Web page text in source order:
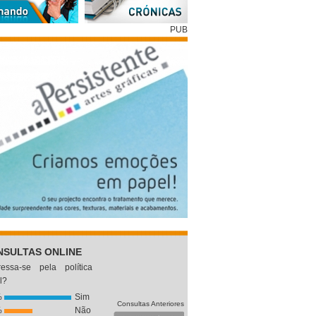
PUB
ONLINE
se pela política
Sim
Não
Consultas Anteriores